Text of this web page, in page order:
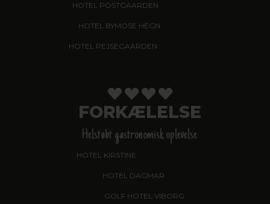
HOTEL POSTGAARDEN
HOTEL BYMOSE HEGN
HOTEL PEJSEGAARDEN
FORKÆLELSE
Helstøbt gastronomisk oplevelse
HOTEL KIRSTINE
HOTEL DAGMAR
GOLF HOTEL VIBORG